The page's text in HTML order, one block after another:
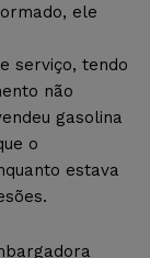
ele
serviço, tendo
não
gasolina
o
estava